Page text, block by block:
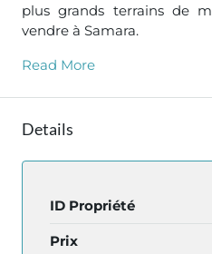
plus grands terrains de
vendre à Samara.
Read More
Details
ID Propriété
Prix